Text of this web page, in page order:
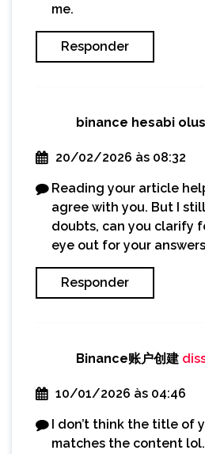
me.
Responder
binance hesabi
20/02/2026 às 08:32
Reading your article
agree with you. But I
doubts, can you clarify
eye out for your
Responder
Binance账户创建
10/01/2026 às 04:46
I don’t think the title of
matches the content